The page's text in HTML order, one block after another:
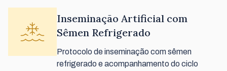
Inseminação Artificial com
Sêmen Refrigerado
Protocolo de inseminação com sêmen
refrigerado e acompanhamento do ciclo